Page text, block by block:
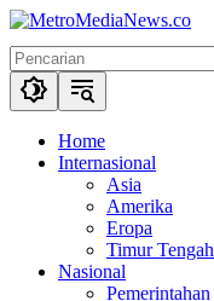
Langsung
konten
Home
Internasional
Asia
Amerika
Eropa
Timur Tengah
Nasional
Pemerintahan